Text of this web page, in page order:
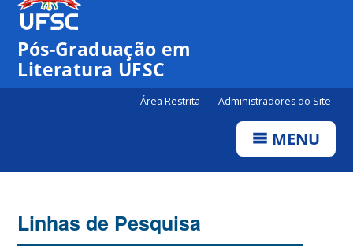
Pós-Graduação em
Literatura UFSC
Área Restrita Administradores do Site
MENU
Linhas de Pesquisa